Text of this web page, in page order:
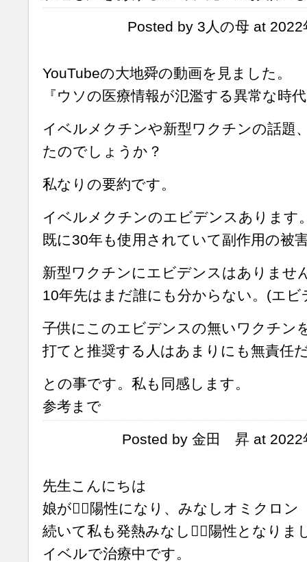
Posted by 3人の母 at
YouTubeの大地舜の動画を見ました。
『ウソの医療情報が氾濫する異常な時
イベルメクチンや新型ワクチンの話題
たのでしょうか？
私なりの要約です。
イベルメクチンのエビデンスあります
既に30年も使用されていて副作用の被
新型ワクチンにエビデンスはありませ
10年先はまだ誰にも分からない。(エビ
子供にこのエビデンスの無いワクチン
打てと推奨する人はあまりにも無責任
との事です。私も同感します。
参考まで
Posted by 金田 昇 at 2022
先生こんにちは
娘が🧚‍♀️陽性になり、みなしオミクロン
続いて私も発熱みなし🧚‍♀️陽性となりま
イベルで治療中です。